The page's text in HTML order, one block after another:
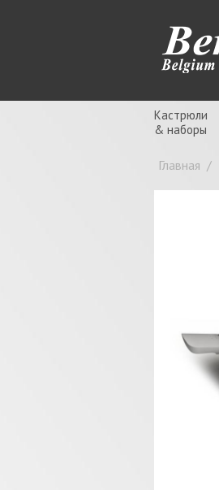
Кастрюли
& наборы
Главная /